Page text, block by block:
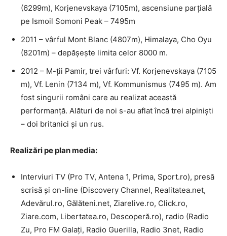
(6299m), Korjenevskaya (7105m), ascensiune parţială
pe Ismoil Somoni Peak – 7495m
2011 – vârful Mont Blanc (4807m), Himalaya, Cho Oyu
(8201m) – depăşeşte limita celor 8000 m.
2012 – M-ții Pamir, trei vârfuri: Vf. Korjenevskaya (7105
m), Vf. Lenin (7134 m), Vf. Kommunismus (7495 m). Am
fost singurii români care au realizat această
performanță. Alături de noi s-au aflat încă trei alpiniști
– doi britanici și un rus.
Realizări pe plan media:
Interviuri TV (Pro TV, Antena 1, Prima, Sport.ro), presă
scrisă şi on-line (Discovery Channel, Realitatea.net,
Adevărul.ro, Gălăteni.net, Ziarelive.ro, Click.ro,
Ziare.com, Libertatea.ro, Descoperă.ro), radio (Radio
Zu, Pro FM Galaţi, Radio Guerilla, Radio 3net, Radio